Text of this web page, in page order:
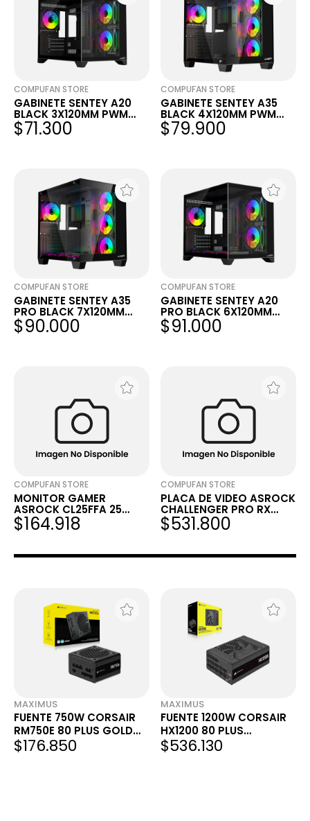
MAXIMUS
FUENTE 750W CORSAIR
RM750E 80 PLUS GOLD
FULL MODULAR - INCLUYE
CABLE PCIE 5.0 12VHPWR
$176.850
MAXIMUS
FUENTE 1200W CORSAIR
HX1200 80 PLUS
PLATINUM MODULAR - NO
INCLUYE CABLE POWER
$536.130
COMPUFAN STORE
GABINETE SENTEY A20
BLACK 3X120MM PWM
ARGB FAN VIDRIO
TEMPLADO
$71.300
COMPUFAN STORE
GABINETE SENTEY A35
BLACK 4X120MM PWM
ARGB FAN VIDRIO
TEMPLADO
$79.900
COMPUFAN STORE
GABINETE SENTEY A35
PRO BLACK 7X120MM
ARGB FAN VIDRIO
TEMPLADO
$90.000
COMPUFAN STORE
GABINETE SENTEY A20
PRO BLACK 6X120MM
PWM ARGB FAN VIDRIO
TEMPLADO
$91.000
COMPUFAN STORE
MONITOR GAMER
ASROCK CL25FFA 25
PULGADAS 120HZ IPS 1MS
FHD
$164.918
COMPUFAN STORE
PLACA DE VIDEO ASROCK
CHALLENGER PRO RX
7600 8GB GDDR6 OC
$531.800